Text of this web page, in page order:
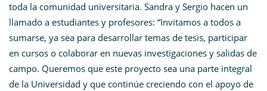
toda la comunidad universitaria. Sandra y Sergio hacen un
llamado a estudiantes y profesores: “Invitamos a todos a
sumarse, ya sea para desarrollar temas de tesis, participar
en cursos o colaborar en nuevas investigaciones y salidas de
campo. Queremos que este proyecto sea una parte integral
de la Universidad y que continúe creciendo con el apoyo de